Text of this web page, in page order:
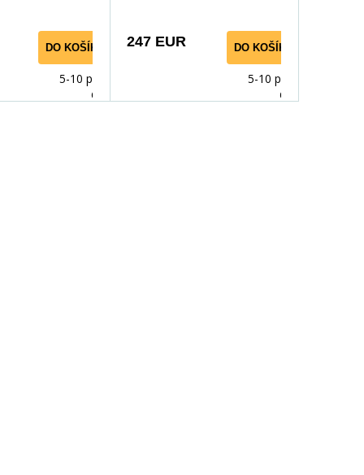
DO KOŠÍKA
5-10 prac.
dnů
247 EUR DO KOŠÍKA
5-10 prac.
dnů